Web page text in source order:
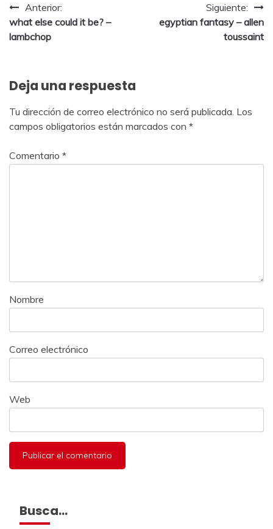
Anterior:
what else could it be? –
lambchop
Siguiente:
egyptian fantasy – allen
toussaint
Deja una respuesta
Tu dirección de correo electrónico no será publicada. Los
campos obligatorios están marcados con *
Comentario *
Nombre
Correo electrónico
Web
Busca…